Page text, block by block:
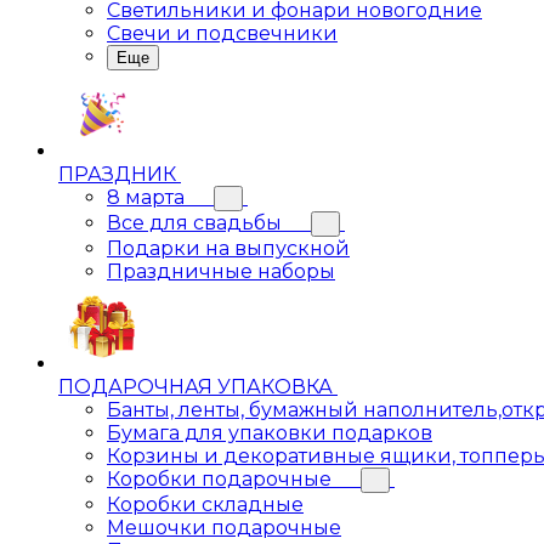
Светильники и фонари новогодние
Свечи и подсвечники
Еще
ПРАЗДНИК
8 марта
Все для свадьбы
Подарки на выпускной
Праздничные наборы
ПОДАРОЧНАЯ УПАКОВКА
Банты, ленты, бумажный
Бумага для упаковки подарков
Корзины и декоративные ящики,
Коробки подарочные
Коробки складные
Мешочки подарочные